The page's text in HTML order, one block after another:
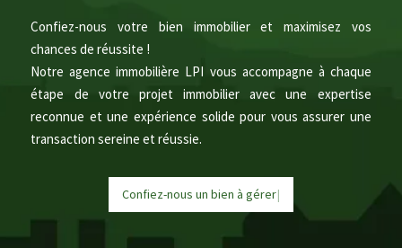
Confiez-nous votre bien immobilier et maximisez vos
chances de réussite !
Notre agence immobilière LPI vous accompagne à chaque
étape de votre projet immobilier avec une expertise
reconnue et une expérience solide pour vous assurer une
transaction sereine et réussie.
Confiez-nous un bien à gérer|